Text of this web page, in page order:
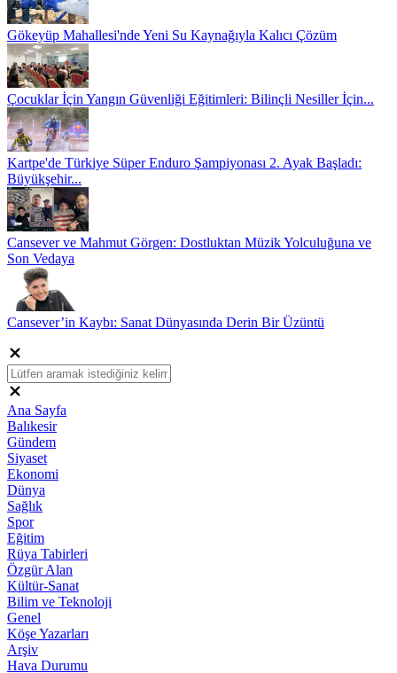
Gökeyüp Mahallesi'nde Yeni Su Kaynağıyla Kalıcı Çözüm
Çocuklar İçin Yangın Güvenliği Eğitimleri: Bilinçli Nesiller İçin...
Kartpe'de Türkiye Süper Enduro Şampiyonası 2. Ayak Başladı:
Büyükşehir...
Cansever ve Mahmut Görgen: Dostluktan Müzik Yolculuğuna ve
Son Vedaya
Cansever’in Kaybı: Sanat Dünyasında Derin Bir Üzüntü
Ana Sayfa
Balıkesir
Gündem
Siyaset
Ekonomi
Dünya
Sağlık
Spor
Eğitim
Rüya Tabirleri
Özgür Alan
Kültür-Sanat
Bilim ve Teknoloji
Genel
Köşe Yazarları
Arşiv
Hava Durumu